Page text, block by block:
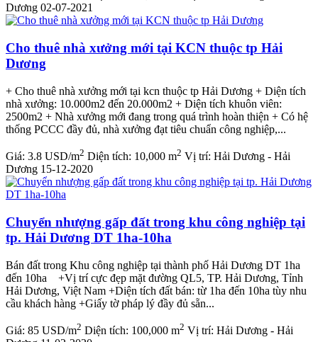
Dương 02-07-2021
Cho thuê nhà xưởng mới tại KCN thuộc tp Hải
Dương
+ Cho thuê nhà xưởng mới tại kcn thuộc tp Hải Dương + Diện tích
nhà xưởng: 10.000m2 đến 20.000m2 + Diện tích khuôn viên:
2500m2 + Nhà xưởng mới đang trong quá trình hoàn thiện + Có hệ
thống PCCC đầy đủ, nhà xưởng đạt tiêu chuẩn công nghiệp,...
Giá: 3.8 USD/m2 Diện tích: 10,000 m2 Vị trí: Hải Dương - Hải
Dương 15-12-2020
Chuyển nhượng gấp đất trong khu công nghiệp tại
tp. Hải Dương DT 1ha-10ha
Bán đất trong Khu công nghiệp tại thành phố Hải Dương DT 1ha
đến 10ha +Vị trí cực đẹp mặt đường QL5, TP. Hải Dương, Tỉnh
Hải Dương, Việt Nam +Diện tích đất bán: từ 1ha đến 10ha tùy nhu
cầu khách hàng +Giấy tờ pháp lý đầy đủ sẵn...
Giá: 85 USD/m2 Diện tích: 100,000 m2 Vị trí: Hải Dương - Hải